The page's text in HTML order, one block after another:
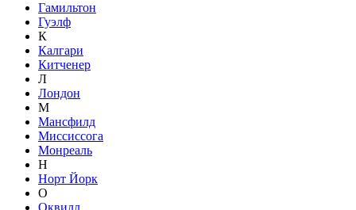
Гамильтон
Гуэлф
К
Калгари
Китченер
Л
Лондон
М
Мансфилд
Миссиссога
Монреаль
Н
Норт Йорк
О
Оквилл